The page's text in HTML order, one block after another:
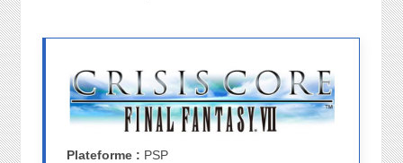
Plateforme : PSP